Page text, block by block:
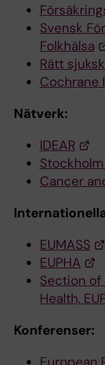
Svensk
Folkhälsa
Rätt
Cochrane
Nätverk:
IDEAR
Cancer
EUMASS
EUPHA
Section of
Health,
Konferenser: